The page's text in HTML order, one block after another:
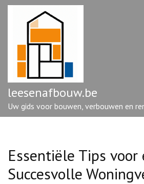
Ga
enter)
leesenafbouw.be
Uw gids voor bouwen, verbouwen en
Essentiële Tips voor
Succesvolle